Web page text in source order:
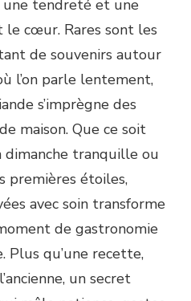
tendreté et une
le cœur. Rares sont les
de souvenirs autour
l’on parle lentement,
s’imprègne des
maison. Que ce soit
dimanche tranquille ou
premières étoiles,
avec soin transforme
de gastronomie
qu’une recette,
un secret